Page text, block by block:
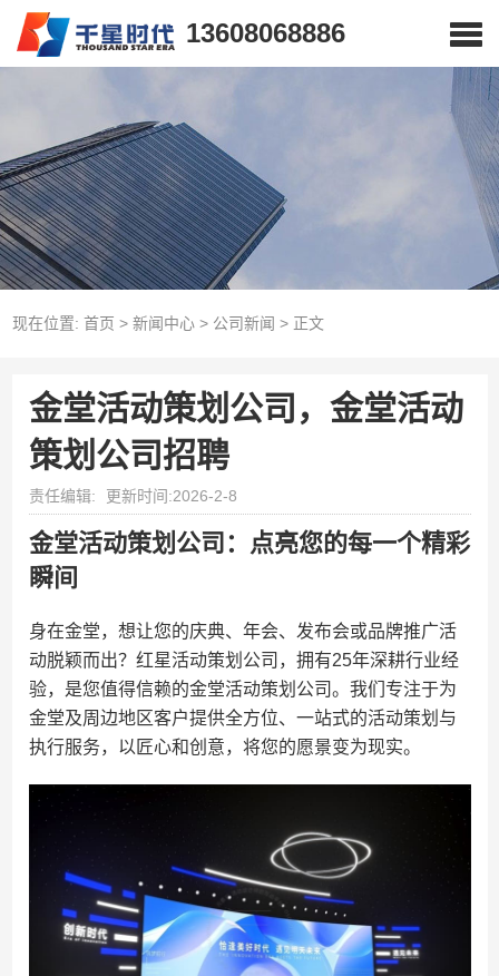
13608068886
现在位置: 首页 > 新闻中心> 公司新闻 > 正文
金堂活动策划公司，金堂活动
策划公司招聘
责任编辑: 更新时间:2026-2-8
金堂活动策划公司：点亮您的每一个精彩
瞬间
身在金堂，想让您的庆典、年会、发布会或品牌推广活
动脱颖而出？红星活动策划公司，拥有25年深耕行业经
验，是您值得信赖的金堂活动策划公司。我们专注于为
金堂及周边地区客户提供全方位、一站式的活动策划与
执行服务，以匠心和创意，将您的愿景变为现实。